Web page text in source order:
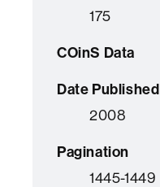
175
COinS Data
Date Published
2008
Pagination
1445-1449